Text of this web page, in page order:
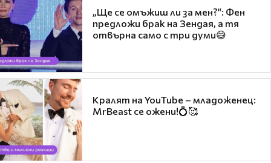
„Ще се омъжиш ли за мен?“: Фен
предложи брак на Зендая, а тя
отвърна само с три думи😅
Кралят на YouTube – младоженец:
MrBeast се ожени!💍🥰